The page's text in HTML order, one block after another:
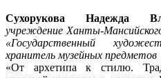
Сухорукова Надежда
учреждение Ханты-
«Государственный
хранитель музейных предметов
«От архетипа к стилю.